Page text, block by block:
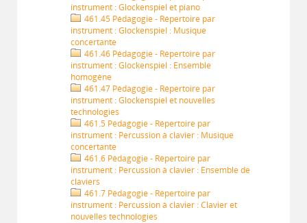
instrument : Glockenspiel et piano
461.45 Pédagogie - Répertoire par
instrument : Glockenspiel : Musique
concertante
461.46 Pédagogie - Répertoire par
instrument : Glockenspiel : Ensemble
homogène
461.47 Pédagogie - Répertoire par
instrument : Glockenspiel et nouvelles
technologies
461.5 Pédagogie - Répertoire par
instrument : Percussion à clavier : Musique
concertante
461.6 Pédagogie - Répertoire par
instrument : Percussion à clavier : Ensemble de
claviers
461.7 Pédagogie - Répertoire par
instrument : Percussion à clavier : Clavier et
nouvelles technologies